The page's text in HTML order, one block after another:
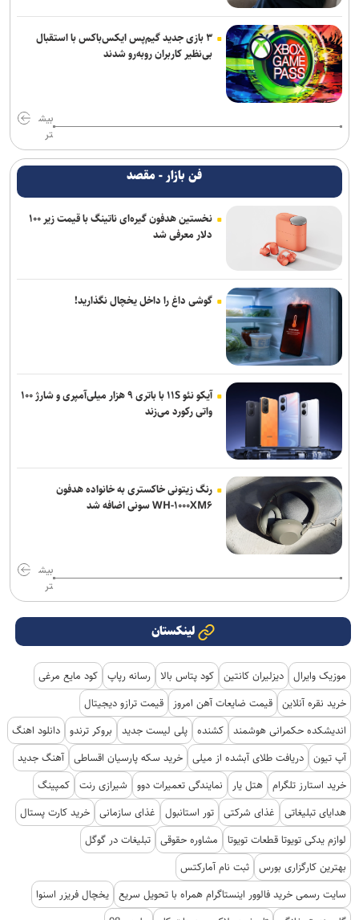
۳ بازی جدید گیم‌پس ایکس‌باکس با استقبال
بی‌نظیر کاربران روبه‌رو شدند
بیش
تر
فن بازار - مقصد
نخستین هدفون گیره‌ای ناتینگ با قیمت زیر ۱۰۰
دلار معرفی شد
گوشی داغ را داخل یخچال نگذارید!
آیکو نئو ۱۱S با باتری ۹ هزار میلی‌آمپری و شارژ ۱۰۰
واتی رکورد می‌زند
رنگ زیتونی خاکستری به خانواده هدفون
WH-۱۰۰۰XM۶ سونی اضافه شد
بیش
تر
لینکستان
موزیک وایرال دیزلیران کانتین کود پتاس بالا رسانه رپاپ کود مایع مرغی
خرید نقره آنلاین قیمت ضایعات آهن امروز
قیمت ترازو دیجیتال
اندیشکده حکمرانی هوشمند کشنده پلی لیست جدید بروکر ترندو دانلود اهنگ
آپ تیون دریافت طلای آبشده از میلی خرید سکه پارسیان اقساطی آهنگ جدید
خرید استارز تلگرام هتل یار نمایندگی تعمیرات دوو شیرازی رنت کمپینگ
هدایای تبلیغاتی
غذای شرکتی تور استانبول غذای سازمانی خرید کارت پستال
لوازم یدکی تویوتا قطعات تویوتا
مشاوره حقوقی تبلیغات در گوگل
بهترین کارگزاری بورس ثبت نام آمارکتس
سایت رسمی خرید فالوور اینستاگرام همراه با تحویل سریع یخچال فریزر اسنوا